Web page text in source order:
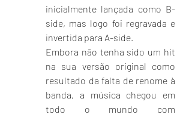
inicialmente lançada como B-
side, mas logo foi regravada e
invertida para A-side.
Embora não tenha sido um hit
na sua versão original como
resultado da falta de renome à
banda, a música chegou em
todo o mundo com